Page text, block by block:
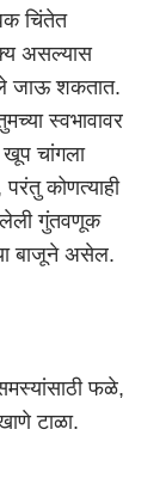
चिंतेत
असल्यास
जाऊ शकतात.
स्वभावावर
चांगला
कोणत्याही
गुंतवणूक
बाजूने असेल.
फळे,
टाळा.